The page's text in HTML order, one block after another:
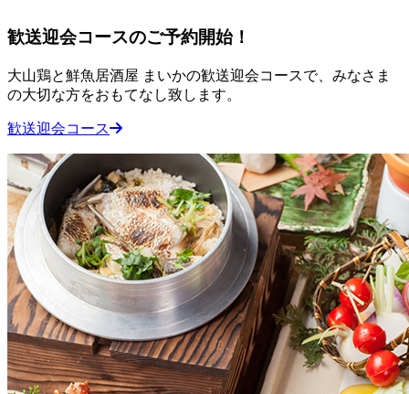
歓送迎会コースのご予約開始！
大山鶏と鮮魚居酒屋 まいかの歓送迎会コースで、みなさま
の大切な方をおもてなし致します。
歓送迎会コース